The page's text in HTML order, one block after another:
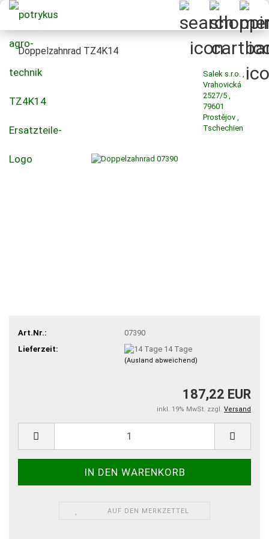
Doppelzahnrad TZ4K14
Salek s.r.o. ,
Vrahovická
2527/5 ,
79601
Prostějov ,
Tschechien
Art.Nr.:
07390
Lieferzeit:
14 Tage
(Ausland abweichend)
187,22 EUR
inkl. 19% MwSt. zzgl. Versand
AUF DEN MERKZETTEL